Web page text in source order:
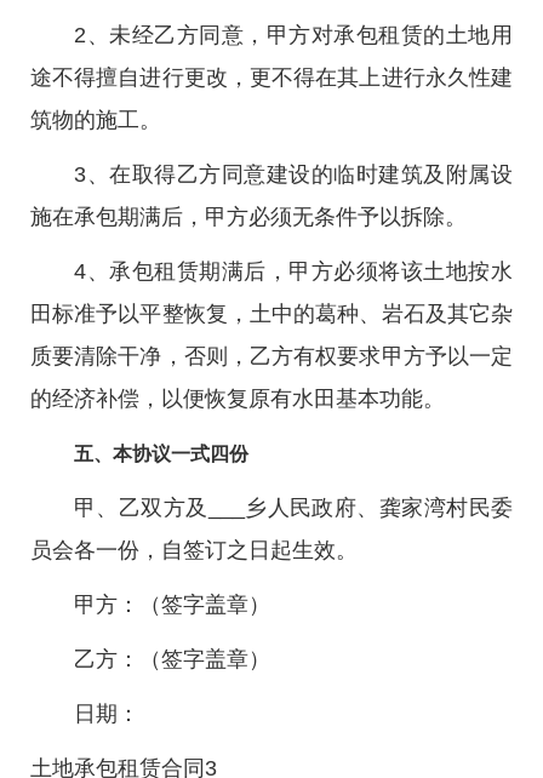
2、未经乙方同意，甲方对承包租赁的土地用
途不得擅自进行更改，更不得在其上进行永久性建
筑物的施工。
3、在取得乙方同意建设的临时建筑及附属设
施在承包期满后，甲方必须无条件予以拆除。
4、承包租赁期满后，甲方必须将该土地按水
田标准予以平整恢复，土中的葛种、岩石及其它杂
质要清除干净，否则，乙方有权要求甲方予以一定
的经济补偿，以便恢复原有水田基本功能。
五、本协议一式四份
甲、乙双方及___乡人民政府、龚家湾村民委
员会各一份，自签订之日起生效。
甲方：（签字盖章）
乙方：（签字盖章）
日期：
土地承包租赁合同3